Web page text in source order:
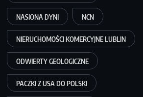
NASIONA DYNI NCN
NIERUCHOMOŚCI KOMERCYJNE LUBLIN
ODWIERTY GEOLOGICZNE
PACZKI Z USA DO POLSKI